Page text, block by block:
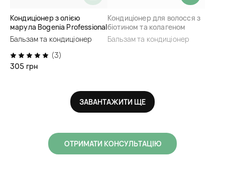
Кондиціонер з олією
марула Bogenia Professional
Hair Conditioner Marula Oil
Бальзам та кондиціонер
(3)
305 грн
Кондиціонер для волосся з
біотином та колагеном
Bogenia Biotin & Collagen
Conditioner
Бальзам та кондиціонер
ЗАВАНТАЖИТИ ЩЕ
ОТРИМАТИ КОНСУЛЬТАЦІЮ